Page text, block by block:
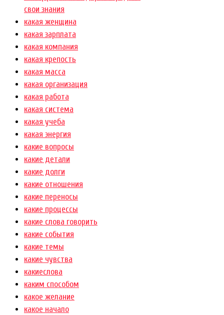
свои знания
какая женщина
какая зарплата
какая компания
какая крепость
какая масса
какая организация
какая работа
какая система
какая учеба
какая энергия
какие вопросы
какие детали
какие долги
какие отношения
какие переносы
какие процессы
какие слова говорить
какие события
какие темы
какие чувства
какиеслова
каким способом
какое желание
какое начало